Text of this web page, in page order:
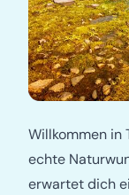
Willkommen in
echte
erwartet dich